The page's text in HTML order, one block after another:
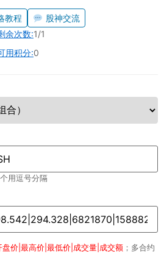
教程
股神交流
余次数:1/1
用积分:0
用逗号分隔
价|最高价|最低价|成交量|成交额 ；多合约